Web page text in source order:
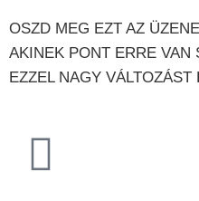
OSZD MEG EZT AZ
AKINEK PONT ERRE VAN
EZZEL NAGY VÁLTOZÁST